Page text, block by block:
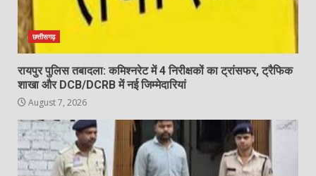
छत्तीसगढ़
रायपुर पुलिस तबादला: कमिश्नरेट में 4 निरीक्षकों का ट्रांसफर, ट्रैफिक
शाखा और DCB/DCRB में नई जिम्मेदारियां
August 7, 2026